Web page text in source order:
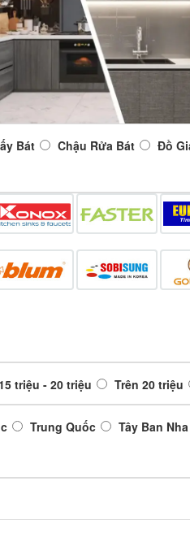
Bát Chậu Rửa Bát Đồ
triệu - 20 triệu Trên 20 triệu
Trung Quốc Tây Ban Nha